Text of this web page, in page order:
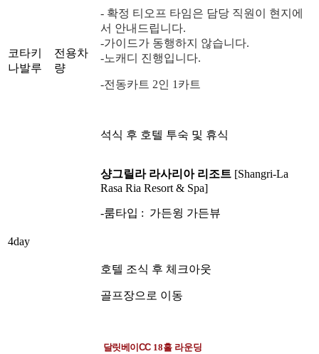
코타키
나발루
전용차
량
- 확정 티오프 타임은 담당 직원이 현지에
서 안내드립니다.
-가이드가 동행하지 않습니다.
-노캐디 진행입니다.
-전동카트 2인 1카트
석식 후 호텔 투숙 및 휴식
샹그릴라 라사리아 리조트 [Shangri-La
Rasa Ria Resort & Spa]
-룸타입 : 가든윙 가든뷰
4day
호텔 조식 후 체크아웃
골프장으로 이동
달릿베이CC18홀 라운딩